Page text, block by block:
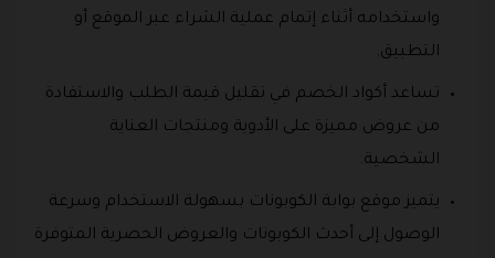
واستخدامه أثناء إتمام عملية الشراء عبر الموقع أو
التطبيق.
تساعد أكواد الخصم في تقليل قيمة الطلب والاستفادة
من عروض مميزة على الأدوية ومنتجات العناية
الشخصية.
يتميز موقع بوابة الكوبونات بسهولة الاستخدام وسرعة
الوصول إلى أحدث الكوبونات والعروض الحصرية المتوفرة